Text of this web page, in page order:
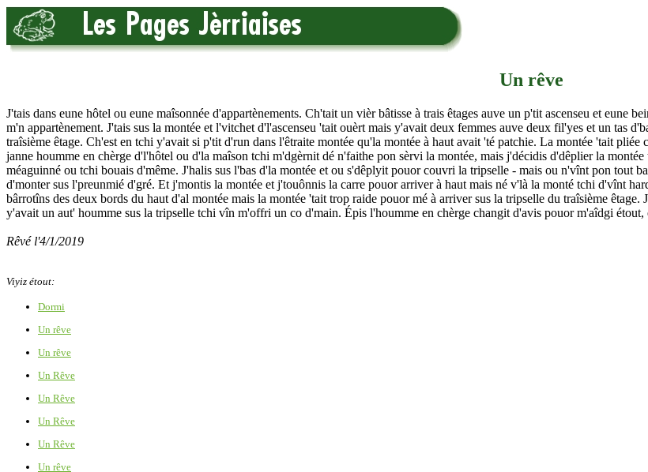
Un rêve
J'tais dans eune hôtel ou eune maîsonnée d'appartènements. Ch'tait un vièr bâtisse à trais êtages auve un p'tit ascenseu et eune
m'n appartènement. J'tais sus la montée et l'vitchet d'l'ascenseu 'tait ouèrt mais y'avait deux femmes auve deux fil'yes et un tas
traîsième êtage. Ch'est en tchi y'avait si p'tit d'run dans l'êtraite montée qu'la montée à haut avait 'té patchie. La montée 'tait
janne houmme en chèrge d'l'hôtel ou d'la maîson tchi m'dgèrnit dé n'faithe pon sèrvi la montée, mais j'décidis d'dêplier la
méaguinné ou tchi bouais d'même. J'halis sus l'bas d'la montée et ou s'dêplyit pouor couvri la tripselle - mais ou n'vînt pon tout
d'monter sus l'preunmié d'gré. Et j'montis la montée et j'touônnis la carre pouor arriver à haut mais né v'là la monté tchi d'vînt
bârrotîns des deux bords du haut d'al montée mais la montée 'tait trop raide pouor mé à arriver sus la tripselle du traîsième
y'avait un aut' houmme sus la tripselle tchi vîn m'offri un co d'main. Épis l'houmme en chèrge changit d'avis pouor m'aîdgi étout,
Rêvé l'4/1/2019
Viyiz étout:
Dormi
Un rêve
Un rêve
Un Rêve
Un Rêve
Un Rêve
Un Rêve
Un rêve